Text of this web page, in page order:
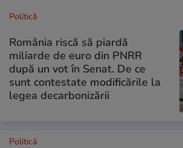
Politică
România riscă să piardă
miliarde de euro din PNRR
după un vot în Senat. De ce
sunt contestate modificările la
legea decarbonizării
Politică